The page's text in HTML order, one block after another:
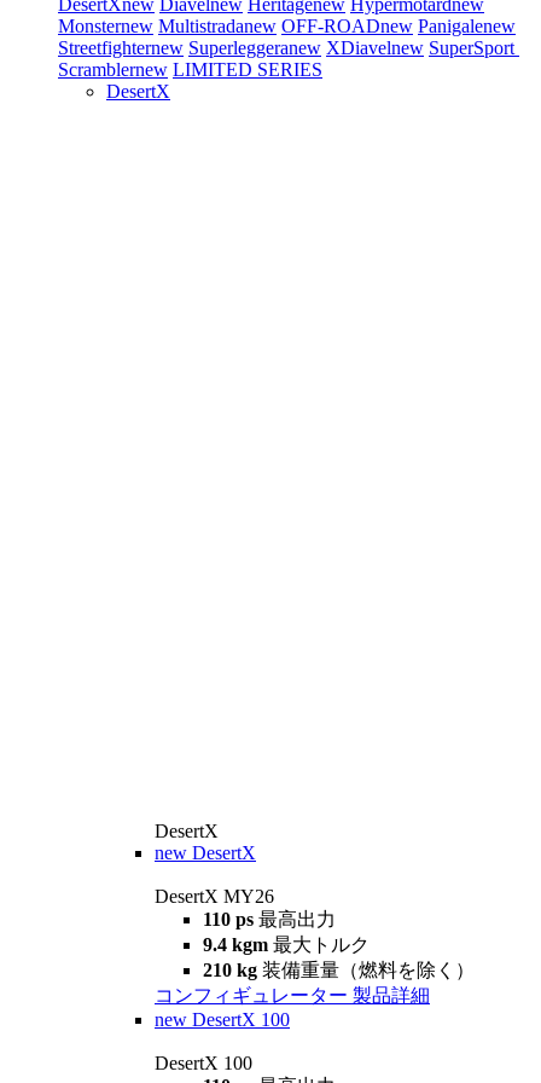
DesertXnew Diavelnew Heritagenew Hypermotardnew
Monsternew Multistradanew OFF-ROADnew Panigalenew
Streetfighternew Superleggeranew XDiavelnew SuperSport
Scramblernew LIMITED SERIES
DesertX
DesertX
new DesertX
DesertX MY26
110 ps 最高出力
9.4 kgm 最大トルク
210 kg 装備重量（燃料を除く）
コンフィギュレーター 製品詳細
new DesertX 100
DesertX 100